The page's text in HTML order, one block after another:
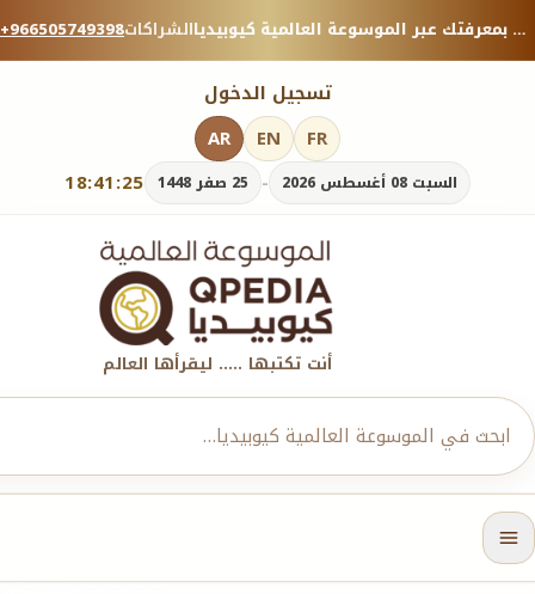
+966505749398الشراكات منصة معرفية موثوقة — شارك بمعرفتك عبر الموسوعة العالمية كيوبيديا.
تسجيل الدخول
18:41:26 السبت 08 أغسطس 2026 - 25 صفر 1448
AR EN FR
أنت تكتبها ..... ليقرأها العالم